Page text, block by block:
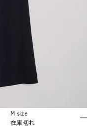
M size
在庫切れ
—